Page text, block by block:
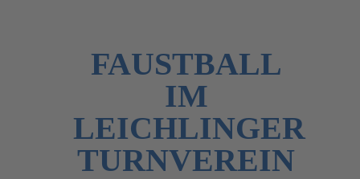
FAUSTBALL
IM
LEICHLINGER
TURNVEREIN